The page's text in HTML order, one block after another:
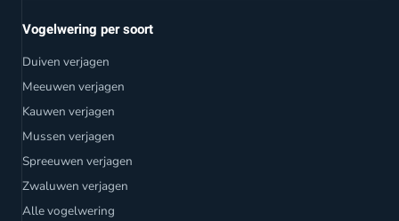
Vogelwering per soort
Duiven verjagen
Meeuwen verjagen
Kauwen verjagen
Mussen verjagen
Spreeuwen verjagen
Zwaluwen verjagen
Alle vogelwering